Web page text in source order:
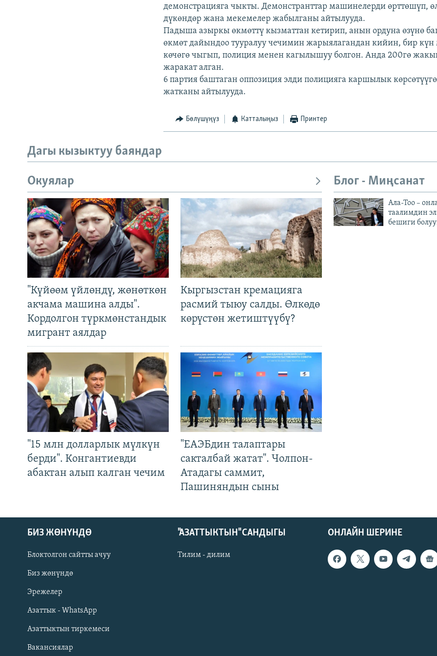
Русский
ОНЛАЙН ШЕРИНЕ
демонстрацияга чыкты. Демонстранттар машинелерди өрттөшүп,
дүкөндөр жана мекемелер жабылганы айтылууда.
Падыша азыркы өкмөттү кызматтан кетирип, анын ордуна өзүнө
өкмөт дайындоо тууралуу чечимин жарыялагандан кийин, бир күн
көчөгө чыгып, полиция менен кагылышуу болгон. Анда 200гө
жаракат алган.
6 партия баштаган оппозиция элди полицияга каршылык
жатканы айтылууда.
Бөлүшүңүз Катталыңыз Принтер
Дагы кызыктуу баяндар
Окуялар
"Күйөөм үйлөндү, жөнөткөн
акчама машина алды".
Кордолгон түркмөнстандык
мигрант аялдар
Кыргызстан кремацияга
расмий тыюу салды. Өлкөдө
көрүстөн жетиштүүбү?
"15 млн долларлык мүлкүн
берди". Конгантиевди
абактан алып калган чечим
"ЕАЭБдин талаптары
сакталбай жатат". Чолпон-
Атадагы саммит,
Пашиняндын сыны
Блог - Миңсанат
Ала-Тоо –
таалимдин
бешиги
ОНЛАЙН ШЕРИНЕ
БИЗ ЖӨНҮНДӨ
Блоктолгон сайтты ачуу
Биз жөнүндө
Эрежелер
Азаттык - WhatsApp
Азаттыктын тиркемеси
Вакансиялар
"АЗАТТЫКТЫН" САНДЫГЫ
Тилим - дилим